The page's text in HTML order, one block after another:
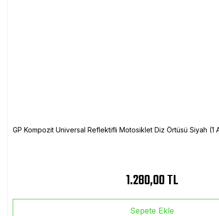
GP Kompozit Universal Reflektifli Motosiklet Diz Örtüsü Siyah
1.280,00 TL
Sepete Ekle